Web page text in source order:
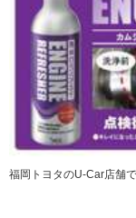
福岡トヨタのU-Car店舗